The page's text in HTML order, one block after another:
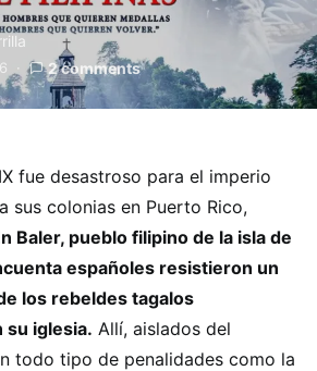
2 comments
fue desastroso para el imperio
sus colonias en Puerto Rico,
Baler, pueblo filipino de la isla de
españoles resistieron un
los rebeldes tagalos
su iglesia. Allí, aislados del
todo tipo de penalidades como la